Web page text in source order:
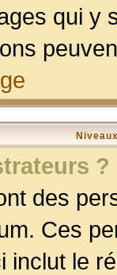
qui y
?
des
Ces
inclut le